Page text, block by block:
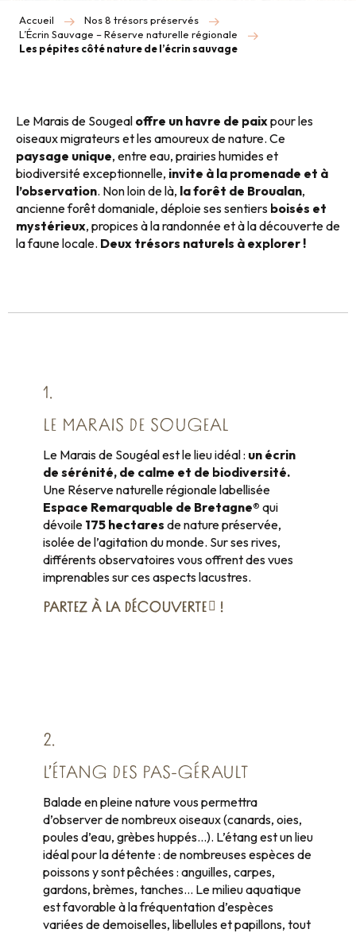
Accueil
Nos 8 trésors préservés
L’Écrin Sauvage – Réserve naturelle régionale
Les pépites côté nature de l’écrin sauvage
Le Marais de Sougeal offre un havre de paixpour les
oiseaux migrateurs et les amoureux de nature. Ce
paysage unique, entre eau, prairies humides et
biodiversité exceptionnelle, invite à la promenade et à
l’observation. Non loin de là, la forêt de Broualan,
ancienne forêt domaniale, déploie ses sentiers boisés et
mystérieux, propices à la randonnée et à la découverte de
la faune locale. Deux trésors naturels à explorer !
1.
LE MARAIS DE SOUGEAL
Le Marais de Sougéal est le lieu idéal : un écrin
de sérénité, de calme et de biodiversité.
Une Réserve naturelle régionale labellisée
Espace Remarquable de Bretagne® qui
dévoile 175 hectares de nature préservée,
isolée de l’agitation du monde. Sur ses rives,
différents observatoires vous offrent des vues
imprenables sur ces aspects lacustres.
PARTEZ À LA DÉCOUVERTE !
2.
L’ÉTANG DES PAS-GÉRAULT
Balade en pleine nature vous permettra
d’observer de nombreux oiseaux (canards, oies,
poules d’eau, grèbes huppés…). L’étang est un lieu
idéal pour la détente : de nombreuses espèces de
poissons y sont pêchées : anguilles, carpes,
gardons, brèmes, tanches… Le milieu aquatique
est favorable à la fréquentation d’espèces
variées de demoiselles, libellules et papillons, tout